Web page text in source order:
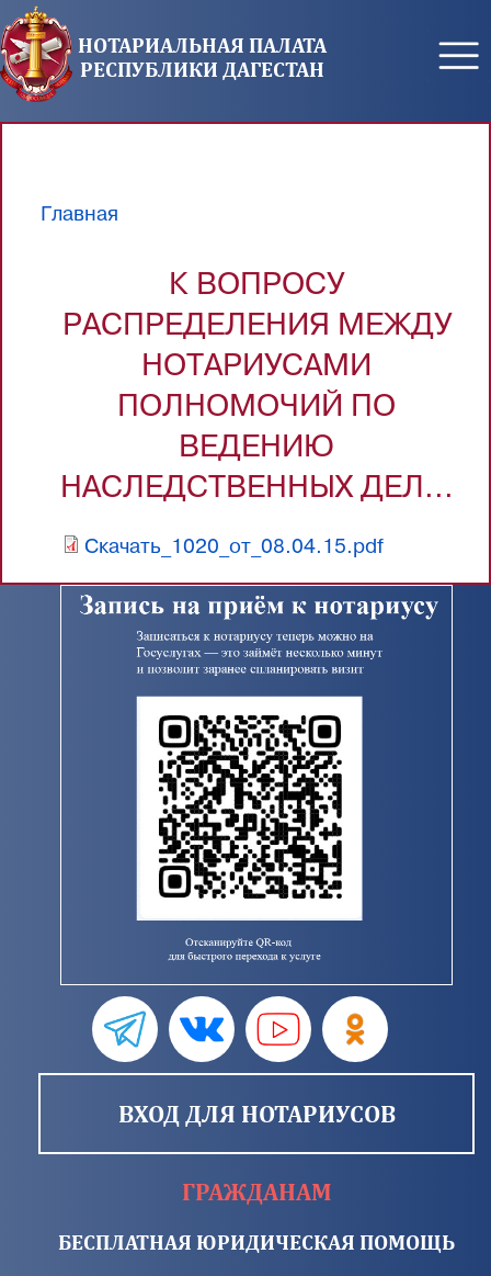
Перейти к основному содержанию
НОТАРИАЛЬНАЯ ПАЛАТА
РЕСПУБЛИКИ ДАГЕСТАН
Главная
К ВОПРОСУ
РАСПРЕДЕЛЕНИЯ МЕЖДУ
НОТАРИУСАМИ
ПОЛНОМОЧИЙ ПО
ВЕДЕНИЮ
НАСЛЕДСТВЕННЫХ ДЕЛ...
Скачать_1020_от_08.04.15.pdf
ВХОД ДЛЯ НОТАРИУСОВ
ГРАЖДАНАМ
БЕСПЛАТНАЯ ЮРИДИЧЕСКАЯ ПОМОЩЬ